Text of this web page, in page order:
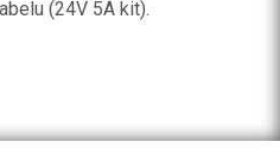
(24V 5A kit).